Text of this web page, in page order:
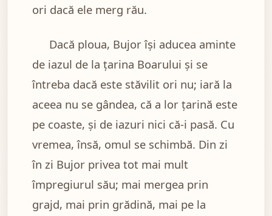
ori dacă ele merg rău.
Dacă ploua, Bujor își aducea aminte
de iazul de la țarina Boarului și se
întreba dacă este stăvilit ori nu; iară la
aceea nu se gândea, că a lor țarină este
pe coaste, și de iazuri nici că-i pasă. Cu
vremea, însă, omul se schimbă. Din zi
în zi Bujor privea tot mai mult
împregiurul său; mai mergea prin
grajd, mai prin grădină, mai pe la